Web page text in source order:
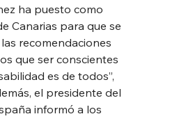
ha puesto como
Canarias para que se
recomendaciones
que ser conscientes
es de todos”,
el presidente del
informó a los